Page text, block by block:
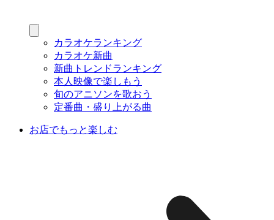
カラオケランキング
カラオケ新曲
新曲トレンドランキング
本人映像で楽しもう
旬のアニソンを歌おう
定番曲・盛り上がる曲
お店でもっと楽しむ